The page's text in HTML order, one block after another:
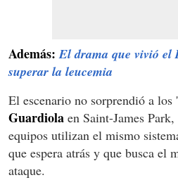
Además:El drama que vivió el
superar la leucemia
El escenario no sorprendió a los '
Guardiola en Saint-James
equipos utilizan el mismo
que espera atrás y que busca el
ataque.